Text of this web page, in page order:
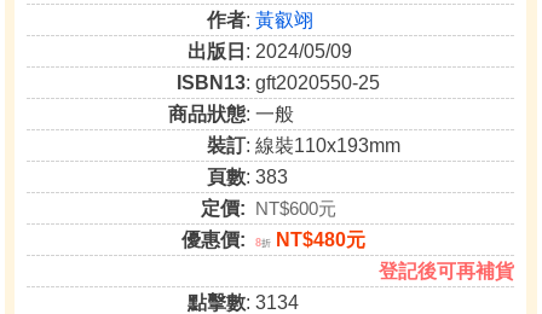
作者:黃叡翊
出版日 : 2024/05/09
ISBN13: gft2020550-25
商品狀態: 一般
裝訂: 線裝110x193mm
頁數: 383
定價: NT$600元
優惠價:
8折
NT$480元
登記後可再補貨
點擊數: 3134